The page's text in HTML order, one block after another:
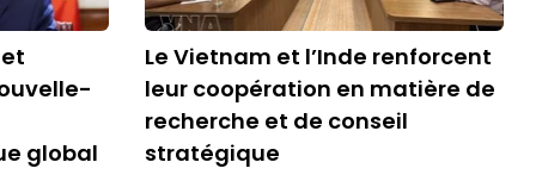
global
Le Vietnam et l’Inde renforcent
leur coopération en matière de
recherche et de conseil
stratégique